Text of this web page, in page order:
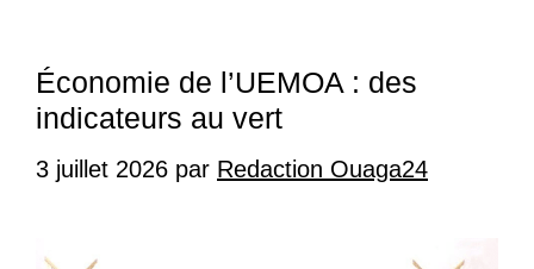
Économie de l’UEMOA : des
indicateurs au vert
3 juillet 2026 par Redaction Ouaga24